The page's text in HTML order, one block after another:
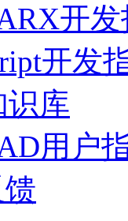
开
开发
识库
用户